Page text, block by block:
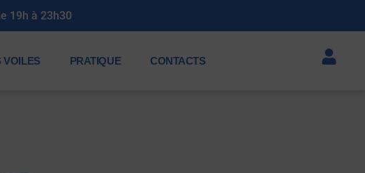
membres 2026 : Samedi 11 juillet de 19h à 23h30
VOILES PRATIQUE CONTACTS